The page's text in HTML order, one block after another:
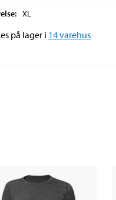
: XL
på lager i 14varehus